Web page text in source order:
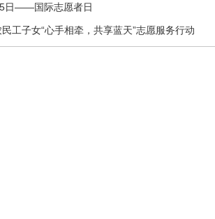
日——国际志愿者日
工子女“心手相牵，共享蓝天”志愿服务行动